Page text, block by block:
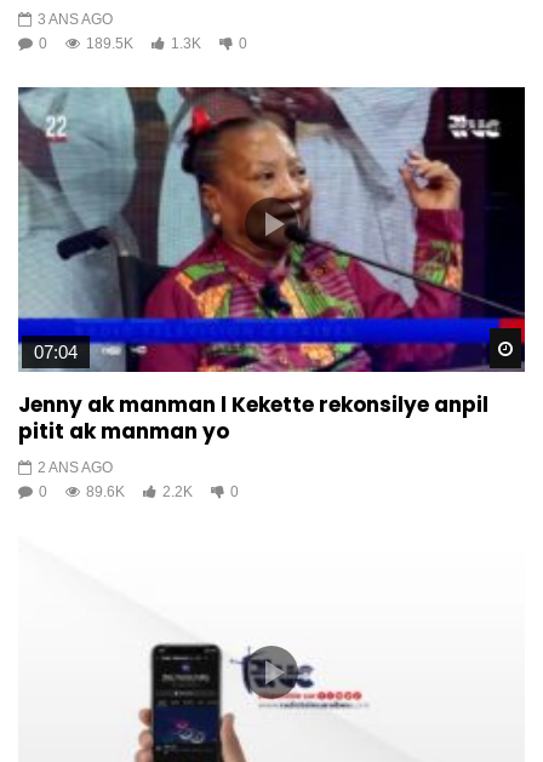
3 ANS AGO
0
189.5K 1.3K 0
07:04
Jenny ak manman l Kekette rekonsilye anpil
pitit ak manman yo
2 ANS AGO
0
89.6K 2.2K 0